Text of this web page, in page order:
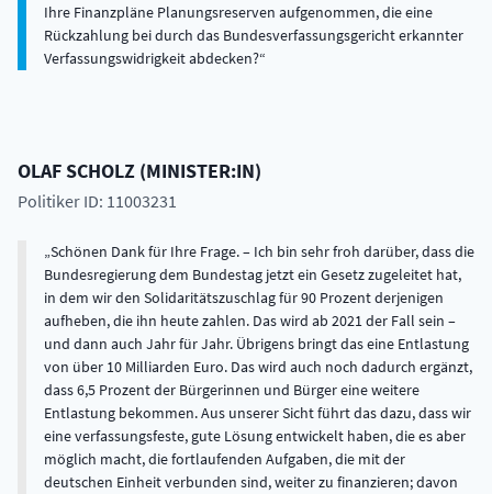
Ihre Finanzpläne Planungsreserven aufgenommen, die eine
Rückzahlung bei durch das Bundesverfassungsgericht erkannter
Verfassungswidrigkeit abdecken?
OLAFSCHOLZ (MINISTER:IN)
Politiker ID: 11003231
Schönen Dank für Ihre Frage. – Ich bin sehr froh darüber, dass die
Bundesregierung dem Bundestag jetzt ein Gesetz zugeleitet hat,
in dem wir den Solidaritätszuschlag für 90 Prozent derjenigen
aufheben, die ihn heute zahlen. Das wird ab 2021 der Fall sein –
und dann auch Jahr für Jahr. Übrigens bringt das eine Entlastung
von über 10 Milliarden Euro. Das wird auch noch dadurch ergänzt,
dass 6,5 Prozent der Bürgerinnen und Bürger eine weitere
Entlastung bekommen. Aus unserer Sicht führt das dazu, dass wir
eine verfassungsfeste, gute Lösung entwickelt haben, die es aber
möglich macht, die fortlaufenden Aufgaben, die mit der
deutschen Einheit verbunden sind, weiter zu finanzieren; davon